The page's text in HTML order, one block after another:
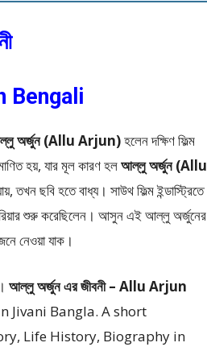
Bengali
অর্জুন (Allu Arjun)হলেন দক্ষিণ ফিল্ম
হয়, যার মূল কারণ হলআল্লু অর্জুন (Allu
তখন ছবি হতে বাধ্য। সাউথ ফিল্ম ইন্ডাস্ট্রিতে
শুরু করেছিলেন। আসুন এই আল্লু অর্জুনের
নেওয়া যাক।
আল্লু অর্জুন এর জীবনী – Allu Arjun
Jivani Bangla. A short
Life History, Biography in